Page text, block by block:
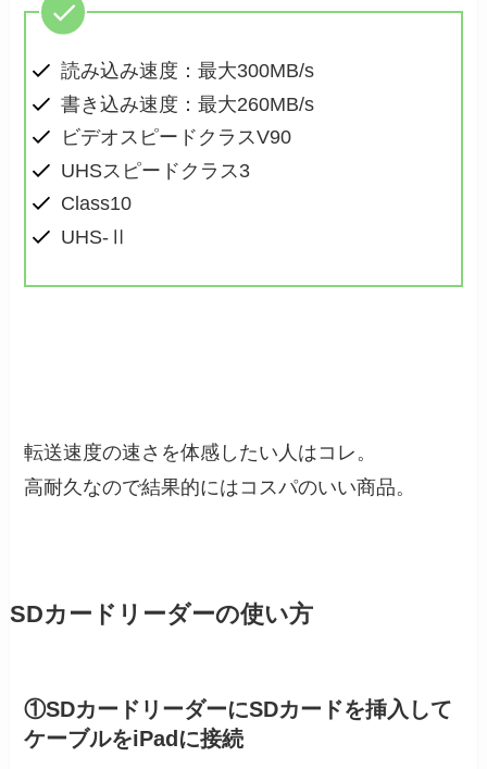
読み込み速度：最大300MB/s
書き込み速度：最大260MB/s
ビデオスピードクラスV90
UHSスピードクラス3
Class10
UHS-Ⅱ
転送速度の速さを体感したい人はコレ。
高耐久なので結果的にはコスパのいい商品。
SDカードリーダーの使い方
①SDカードリーダーにSDカードを挿入して
ケーブルをiPadに接続